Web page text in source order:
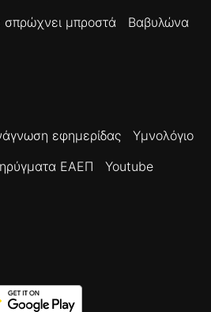
σπρώχνει μπροστά
Βαβυλώνα
εφημερίδας
Υμνολόγιο
ΕΑΕΠ
Youtube